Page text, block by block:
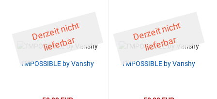
D
er
z
eit
ni
c
ht
li
ef
er
b
ar
I'MPOSSIBLE by Vanshy
D
er
z
eit
ni
c
ht
li
ef
er
b
ar
I'MPOSSIBLE by Vanshy